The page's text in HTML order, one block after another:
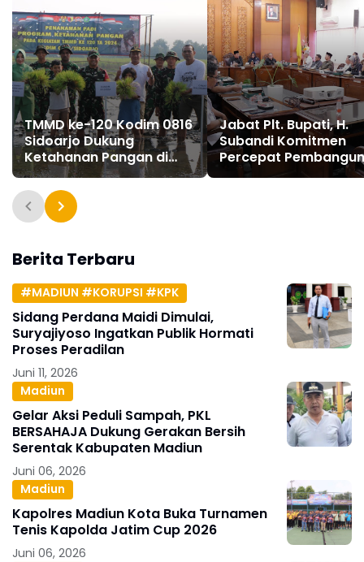
TMMD ke-120 Kodim 0816
Sidoarjo Dukung
Ketahanan Pangan di
Desa Penambangan
Jabat Plt. Bupati, H.
Subandi Komitmen
Percepat
Sidoarjo
Berita Terbaru
#MADIUN #KORUPSI #KPK
Sidang Perdana Maidi Dimulai,
Suryajiyoso Ingatkan Publik Hormati
Proses Peradilan
Juni 11, 2026
Madiun
Gelar Aksi Peduli Sampah, PKL
BERSAHAJA Dukung Gerakan Bersih
Serentak Kabupaten Madiun
Juni 06, 2026
Madiun
Kapolres Madiun Kota Buka Turnamen
Tenis Kapolda Jatim Cup 2026
Juni 06, 2026